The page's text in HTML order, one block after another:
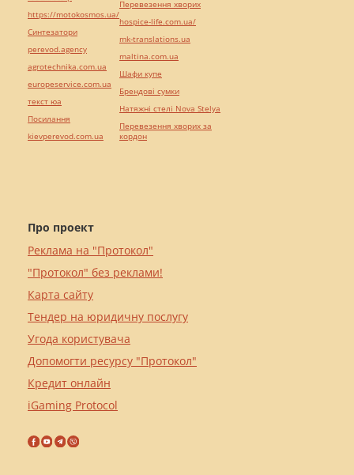
Про проект
Реклама на "Протокол"
"Протокол" без реклами!
Карта сайту
Тендер на юридичну послугу
Угода користувача
Допомогти ресурсу "Протокол"
Кредит онлайн
iGaming Protocol
https://motokosmos.ua/
Синтезатори
perevod.agency
agrotechnika.com.ua
europeservice.com.ua
текст юа
Посилання
kievperevod.com.ua
Перевезення хворих
hospice-life.com.ua/
mk-translations.ua
maltina.com.ua
Шафи купе
Брендові сумки
Натяжні стелі Nova Stelya
Перевезення хворих за
кордон